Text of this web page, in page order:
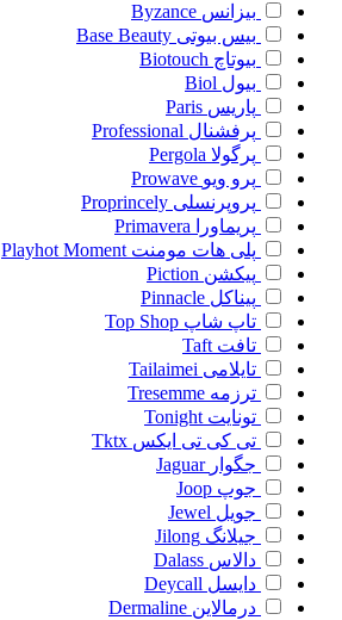
بیزانس Byzance
بیس بیوتی Base Beauty
بیوتاچ Biotouch
بیول Biol
پاریس Paris
پرفشنال Professional
پرگولا Pergola
پرو ویو Prowave
پروپرنسلی Proprincely
پریماورا
Primavera
پلی هات مومنت Playhot Moment
پیکشن Piction
پیناکل Pinnacle
تاپ شاپ Top Shop
تافت Taft
تایلامی Tailaimei
ترزمه Tresemme
تونایت Tonight
تی کی تی ایکس Tktx
جگوار Jaguar
جوپ Joop
جویل Jewel
جیلانگ Jilong
دالاس Dalass
دایسل Deycall
درمالاین Dermaline